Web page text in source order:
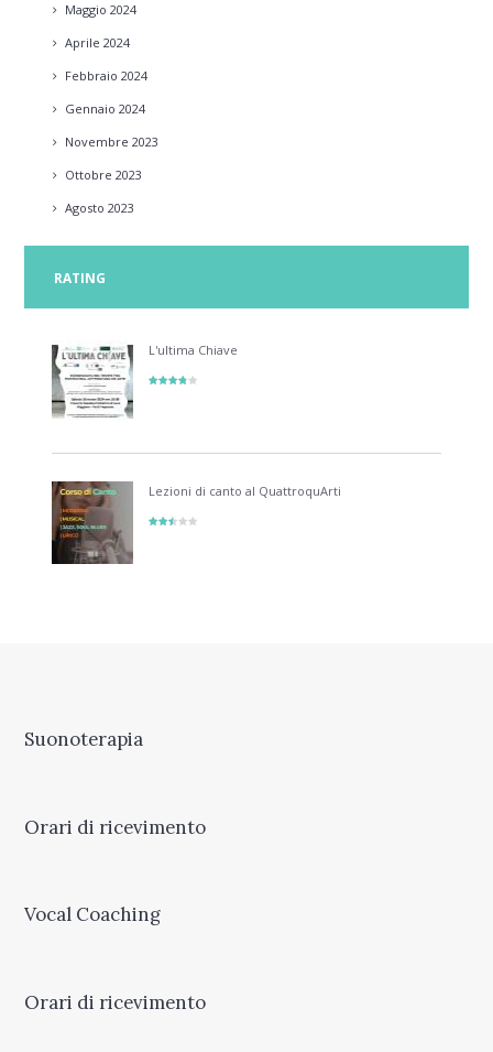
Maggio 2024
Aprile 2024
Febbraio 2024
Gennaio 2024
Novembre 2023
Ottobre 2023
Agosto 2023
RATING
L'ultima Chiave
Lezioni di canto al QuattroquArti
Suonoterapia
Orari di ricevimento
Vocal Coaching
Orari di ricevimento